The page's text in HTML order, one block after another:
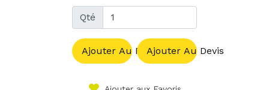
Qté
Ajouter Au PanierAjouter Au Devis